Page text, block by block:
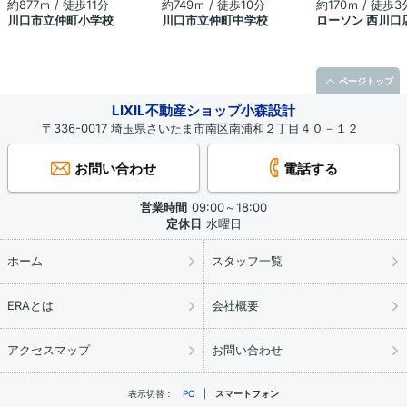
約877ｍ / 徒歩11分
川口市立仲町小学校
約749ｍ / 徒歩10分
川口市立仲町中学校
約170ｍ / 徒歩3
ローソン 西川口
LIXIL不動産ショップ小森設計
〒336-0017 埼玉県さいたま市南区南浦和２丁目４０－１２
お問い合わせ 電話する
営業時間 09:00～18:00
定休日 水曜日
ホーム スタッフ一覧
ERAとは 会社概要
アクセスマップ お問い合わせ
表示切替： PC スマートフォン
ページトップ